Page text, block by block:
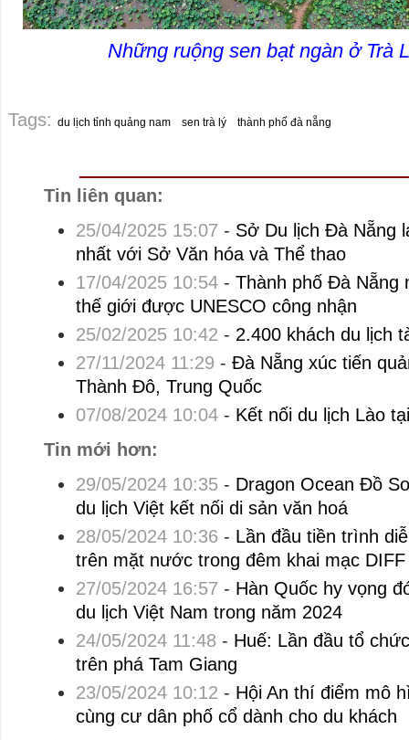
Những ruộng sen bạt ngàn ở Trà
Tags: du lịch tỉnh quảng nam sen trà lý thành phố đà nẵng
Tin liên quan:
25/04/2025 15:07 - Sở Du lịch Đà Nẵng
nhất với Sở Văn hóa và Thể thao
17/04/2025 10:54- Thành phố Đà Nẵng
thế giới được UNESCO công nhận
25/02/2025 10:42 - 2.400 khách du lịch
27/11/2024 11:29 - Đà Nẵng xúc tiến
Thành Đô, Trung Quốc
07/08/2024 10:04- Kết nối du lịch Lào
Tin mới hơn:
29/05/2024 10:35- Dragon Ocean Đồ
du lịch Việt kết nối di sản văn hoá
28/05/2024 10:36 - Lần đầu tiền trình
trên mặt nước trong đêm khai mạc DIFF
27/05/2024 16:57 - Hàn Quốc hy vọng
du lịch Việt Nam trong năm 2024
24/05/2024 11:48 - Huế: Lần đầu tổ
trên phá Tam Giang
23/05/2024 10:12 - Hội An thí điểm mô
cùng cư dân phố cổ dành cho du khách